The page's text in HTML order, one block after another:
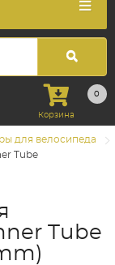
0
Корзина
для велосипеда
Tube
Tube